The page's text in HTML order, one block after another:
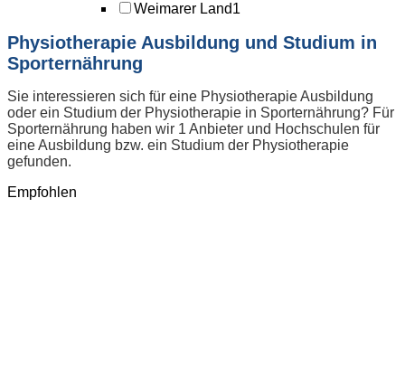
Weimarer Land1
Physiotherapie Ausbildung und Studium in
Sporternährung
Sie interessieren sich für eine Physiotherapie Ausbildung
oder ein Studium der Physiotherapie in Sporternährung? Für
Sporternährung haben wir 1 Anbieter und Hochschulen für
eine Ausbildung bzw. ein Studium der Physiotherapie
gefunden.
Empfohlen